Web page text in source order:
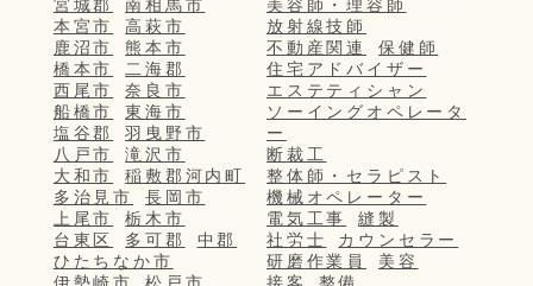
宮城郡
南相馬市
本宮市
高萩市
鹿沼市
熊本市
橋本市
二海郡
西尾市
奈良市
船橋市
東海市
塩谷郡
羽曳野市
八戸市
滝沢市
大和市
稲敷郡河内町
多治見市
長岡市
上尾市
栃木市
台東区
多可郡
中郡
ひたちなか市
美容師・理容師
放射線技師
不動産関連
保健師
住宅アドバイザー
エステティシャン
ソーイングオペレータ
ー
断裁工
整体師・セラピスト
機械オペレーター
電気工事
縫製
社労士
カウンセラー
研磨作業員
美容